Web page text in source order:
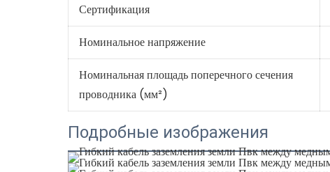
Сертификация
Номинальное напряжение
Номинальная площадь поперечного сечения
проводника (мм²)
Подробные изображения